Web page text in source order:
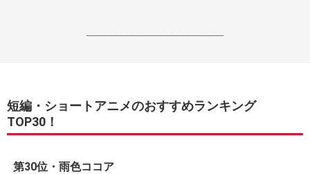
------------------------------------------------------------------
短編・ショートアニメのおすすめランキング
TOP30！
第30位・雨色ココア